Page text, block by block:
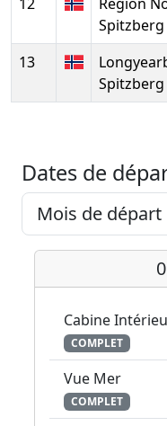
Spitzberg
13
Spitzberg
Dates de
Cabine
COMPLET
Vue Mer
COMPLET